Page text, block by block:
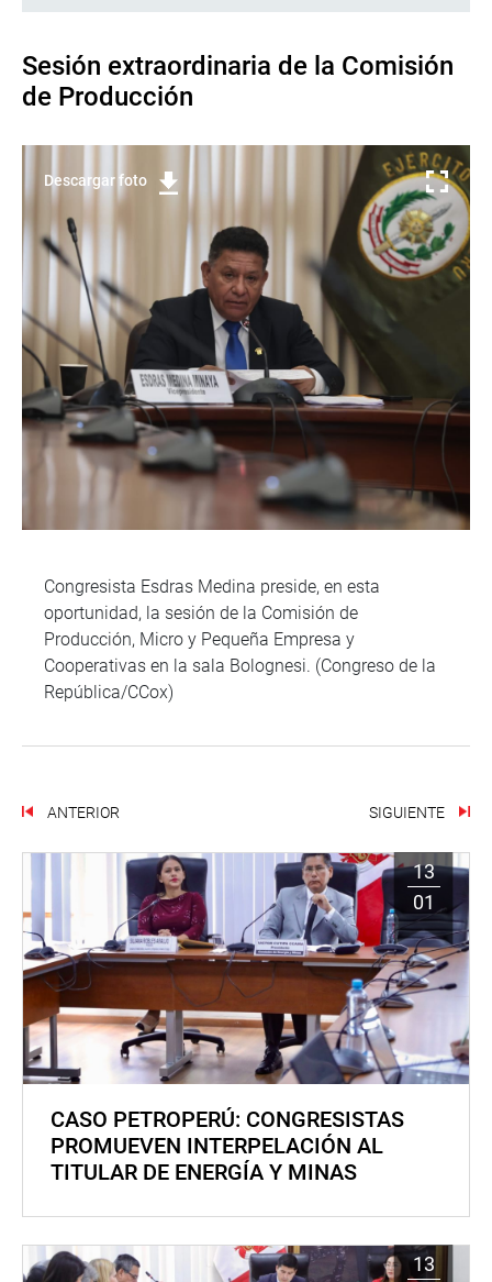
Sesión extraordinaria de la Comisión
de Producción
Descargar foto
Congresista Esdras Medina preside, en esta
oportunidad, la sesión de la Comisión de
Producción, Micro y Pequeña Empresa y
Cooperativas en la sala Bolognesi. (Congreso de la
República/CCox)
ANTERIOR SIGUIENTE
13
01
CASO PETROPERÚ: CONGRESISTAS
PROMUEVEN INTERPELACIÓN AL
TITULAR DE ENERGÍA Y MINAS
13